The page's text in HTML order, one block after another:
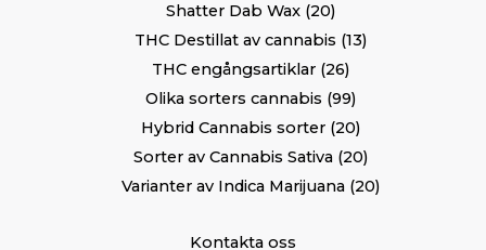
Shatter Dab Wax 20
THC Destillat av cannabis 13
THC engångsartiklar 26
Olika sorters cannabis 99
Hybrid Cannabis sorter 20
Sorter av Cannabis Sativa 20
Varianter av Indica Marijuana 20
Kontakta oss